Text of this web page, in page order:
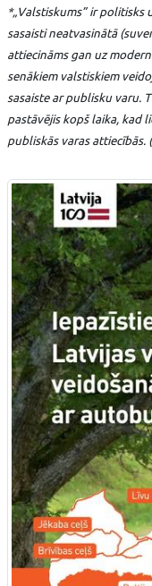
*„Valstiskums”ir politisks
sasaisti neatvasinātā
attiecināms gan uz
senākiem valstiskiem
sasaiste ar publisku varu.
pastāvējis kopš laika, kad
publiskās varas attiecībās.